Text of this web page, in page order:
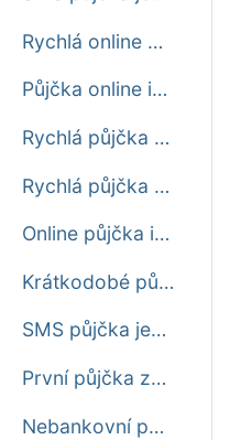
Rychlá online půjčka ještě dnes
Půjčka online ihned na účet ještě dnes nonstop
Rychlá půjčka do výplaty ještě dnes
Rychlá půjčka před výplatou ještě dnes
Online půjčka ihned na účet ještě dnes
Krátkodobé půjčky ještě dnes
SMS půjčka ještě dnes
První půjčka zdarma ještě dnes
Nebankovní půjčka ihned ještě dnes